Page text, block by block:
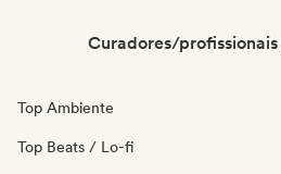
Curadores/
Top Ambiente
Top Beats / Lo-fi